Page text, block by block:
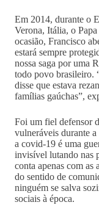
Em 2014, durante o
Verona, Itália, o
ocasião, Francisco
estará sempre
nossa saga por uma
todo povo brasileiro.
disse que estava
famílias gaúchas”,
Foi um fiel defensor
vulneráveis durante
a covid-19 é uma
invisível lutando nas
conta apenas com as
do sentido de
ninguém se salva
sociais à época.